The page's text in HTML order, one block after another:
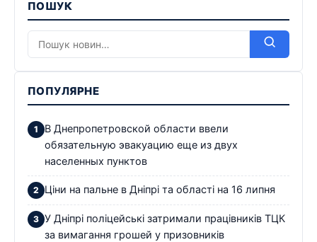
ПОШУК
ПОПУЛЯРНЕ
В Днепропетровской области ввели
обязательную эвакуацию еще из двух
населенных пунктов
Ціни на пальне в Дніпрі та області на 16 липня
У Дніпрі поліцейські затримали працівників ТЦК
за вимагання грошей у призовників